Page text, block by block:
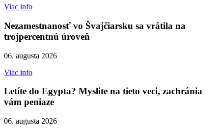
Viac info
Nezamestnanosť vo Švajčiarsku sa vrátila na
trojpercentnú úroveň
06. augusta 2026
Viac info
Letíte do Egypta? Myslite na tieto veci, zachránia
vám peniaze
06. augusta 2026